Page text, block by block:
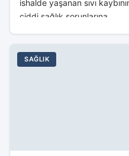
ishalde yaşanan sıvı
ciddi sağlık sorunlarına...
SAĞLIK